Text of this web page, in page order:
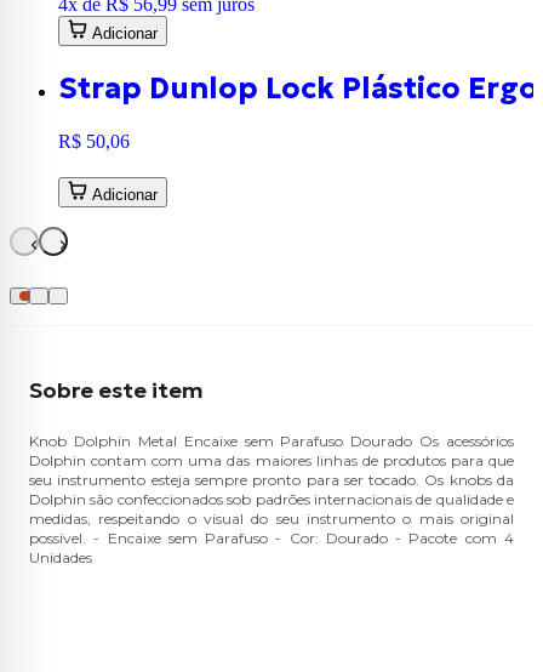
4x de R$ 56,99 sem juros
Adicionar
Strap Dunlop Lock Plástico Ergo
R$ 50,06
Adicionar
Sobre este item
Knob Dolphin Metal Encaixe sem Parafuso Dourado Os acessórios
Dolphin contam com uma das maiores linhas de produtos para que
seu instrumento esteja sempre pronto para ser tocado. Os knobs da
Dolphin são confeccionados sob padrões internacionais de qualidade e
medidas, respeitando o visual do seu instrumento o mais original
possível. - Encaixe sem Parafuso - Cor: Dourado - Pacote com 4
Unidades